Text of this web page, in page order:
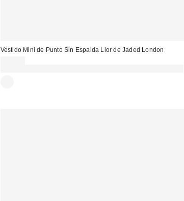
Vestido Mini de Punto Sin Espalda Lior de Jaded London